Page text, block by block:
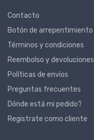
Contacto
Botón de arrepentimiento
Términos y condiciones
Reembolso y devoluciones
Políticas de envíos
Preguntas frecuentes
Dónde está mi pedido?
Registrate como cliente